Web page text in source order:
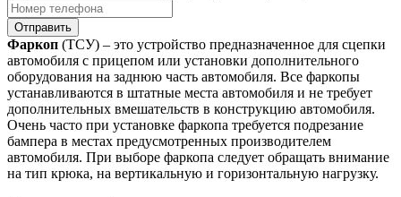
Отправить
Фаркоп (ТСУ) – это устройство предназначенное для сцепки
автомобиля с прицепом или установки дополнительного
оборудования на заднюю часть автомобиля. Все фаркопы
устанавливаются в штатные места автомобиля и не требует
дополнительных вмешательств в конструкцию автомобиля.
Очень часто при установке фаркопа требуется подрезание
бампера в местах предусмотренных производителем
автомобиля. При выборе фаркопа следует обращать внимание
на тип крюка, на вертикальную и горизонтальную нагрузку.